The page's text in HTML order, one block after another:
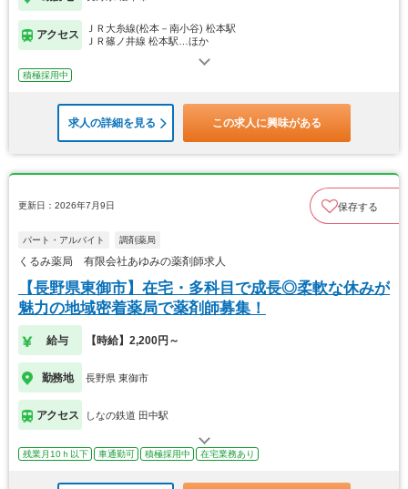
アクセス
ＪＲ大糸線(松本－南小谷) 松本駅
ＪＲ篠ノ井線 松本駅…ほか
積極採用中
求人の詳細を見る この求人に興味がある
更新日：2026年7月9日 保存する
パート・アルバイト 調剤薬局
くるみ薬局 有限会社あゆみの薬剤師求人
【長野県東御市】在宅・多科目で成長◎柔軟な休みが
魅力の地域密着薬局で薬剤師募集！
給与 【時給】2,200円～
勤務地 長野県 東御市
アクセス しなの鉄道 田中駅
残業月10ｈ以下 車通勤可 積極採用中 在宅業務あり